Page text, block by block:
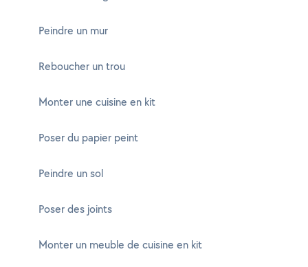
Peindre un mur
Reboucher un trou
Monter une cuisine en kit
Poser du papier peint
Peindre un sol
Poser des joints
Monter un meuble de cuisine en kit